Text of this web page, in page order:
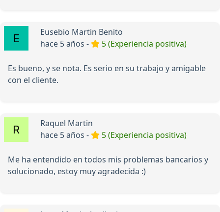
Eusebio Martin Benito
hace 5 años -
5 (Experiencia positiva)
Es bueno, y se nota. Es serio en su trabajo y amigable
con el cliente.
Raquel Martin
hace 5 años -
5 (Experiencia positiva)
Me ha entendido en todos mis problemas bancarios y
solucionado, estoy muy agradecida :)